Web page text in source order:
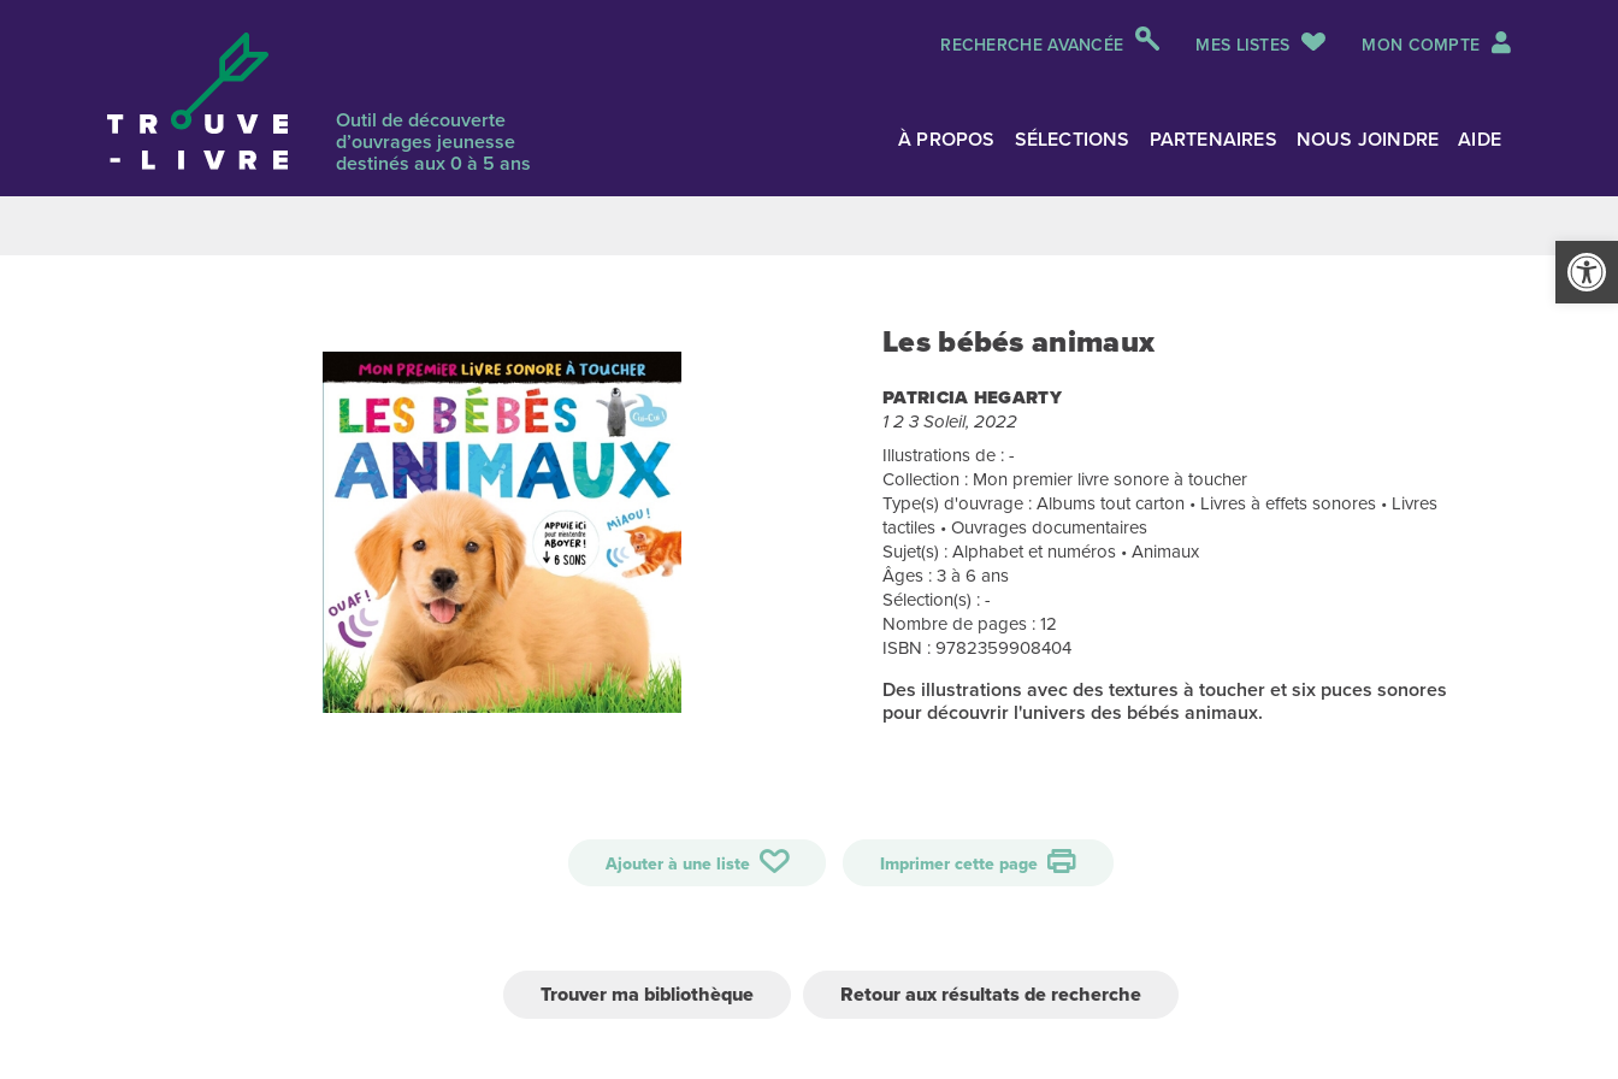
Ouvrir
RECHERCHE AVANCÉE MES LISTES MON COMPTE
Outil de découverte
d’ouvrages jeunesse
destinés aux 0 à 5 ans
À PROPOS SÉLECTIONS PARTENAIRES NOUS JOINDRE AIDE
Les bébés animaux
PATRICIA HEGARTY
1 2 3 Soleil, 2022
Illustrations de : -
Collection : Mon premier livre sonore à toucher
Type(s) d'ouvrage : Albums tout carton • Livres à effets sonores • Livres
tactiles • Ouvrages documentaires
Sujet(s) : Alphabet et numéros • Animaux
Âges : 3 à 6 ans
Sélection(s) : -
Nombre de pages : 12
ISBN : 9782359908404
Des illustrations avec des textures à toucher et six puces sonores
pour découvrir l'univers des bébés animaux.
Ajouter à une liste Imprimer cette page
Trouver ma bibliothèque Retour aux résultats de recherche